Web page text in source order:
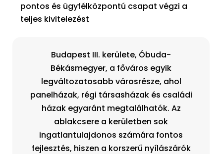
pontos és ügyfélközpontú csapat végzi a
teljes kivitelezést
Budapest III. kerülete, Óbuda-
Békásmegyer, a főváros egyik
legváltozatosabb városrésze, ahol
panelházak, régi társasházak és családi
házak egyaránt megtalálhatók. Az
ablakcsere a kerületben sok
ingatlantulajdonos számára fontos
fejlesztés, hiszen a korszerű nyílászárók